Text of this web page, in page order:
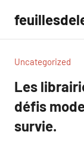
contenu
Uncategorized
Les
défis
survie.